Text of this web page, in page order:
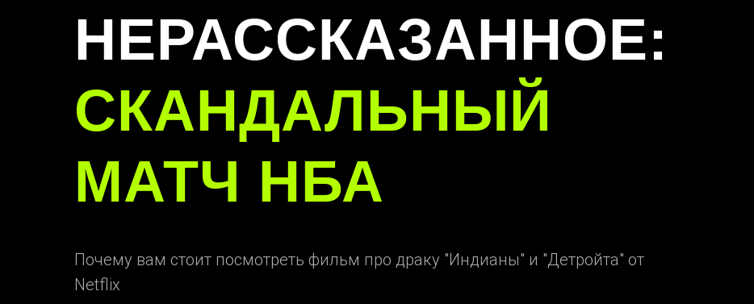
НЕРАССКАЗАННОЕ:
СКАНДАЛЬНЫЙ
МАТЧ НБА
Почему вам стоит посмотреть фильм про драку "Индианы" и "Детройта" от
Netflix